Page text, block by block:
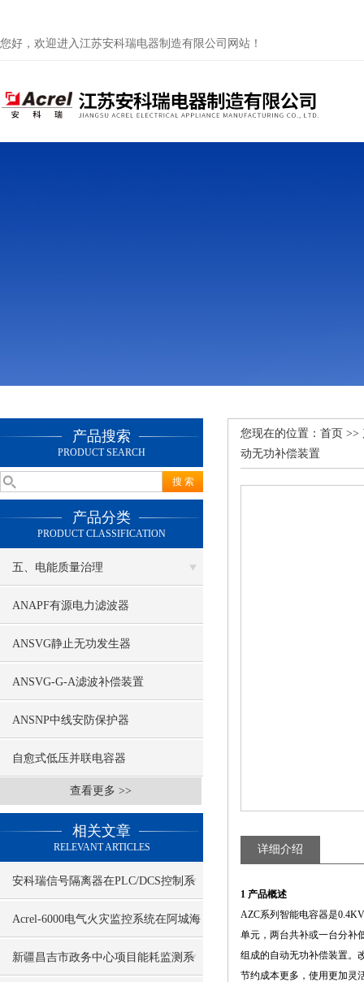
您好，欢迎进入江苏安科瑞电器制造有限公司网站！
产品搜索
PRODUCT SEARCH
产品分类
PRODUCT CLASSIFICATION
五、电能质量治理
ANAPF有源电力滤波器
ANSVG静止无功发生器
ANSVG-G-A滤波补偿装置
ANSNP中线安防保护器
自愈式低压并联电容器
查看更多 >>
相关文章
RELEVANT ARTICLES
安科瑞信号隔离器在PLC/DCS控制系
统的应用
Acrel-6000电气火灾监控系统在阿城海
宁皮革城的应用
新疆昌吉市政务中心项目能耗监测系
您现在的位置： 首页 >>
动无功补偿装置
详细介绍
1 产品概述
AZC系列智能电容器是
单元，两台共补或一台分补
组成的自动无功补偿装置。
节约成本更多，使用更加灵